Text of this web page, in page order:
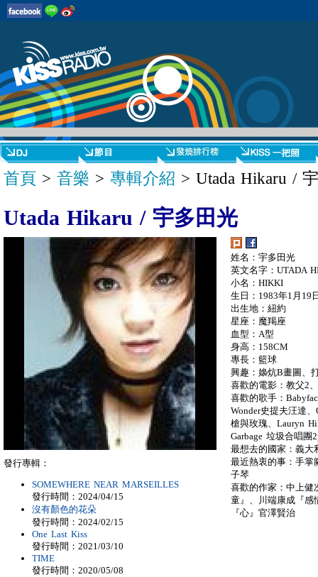
首頁 > 音樂 > 專輯介紹 > Utada Hikaru /
Utada Hikaru / 宇多田光
姓名：宇多田光
英文名字：UTADA
小名：HIKKI
生日：1983年1月19
出生地：紐約
星座：魔羯座
血型：A型
身高：158CM
專長：籃球
興趣：嬝炕B畫圖、
喜歡的電影：教父2
喜歡的歌手：
Wonder史提夫汪達
槍與玫瑰、Lauryn
Garbage 垃圾合唱團
最想去的國家：義大
最近熱衷的事：手掌
子琴
喜歡的作家：中上健
童』、川端康成『感
『心』官澤賢治
發行專輯：
SOMEWHERE NEAR MARSEILLES
發行時間：2024/04/15
沒有顏色的花朵
發行時間：2024/02/15
One Last Kiss
發行時間：2021/03/10
TIME
發行時間：2020/05/08